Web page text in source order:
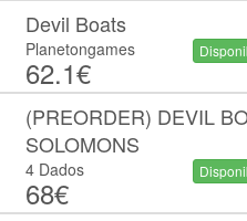
Devil Boats
Planetongames
62.1€
(PREORDER) DEVIL
SOLOMONS
4 Dados
68€